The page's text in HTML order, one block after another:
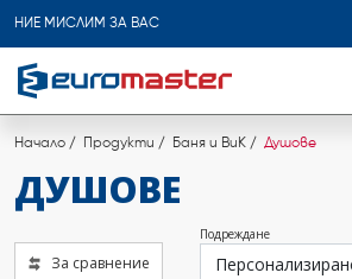
НИЕ МИСЛИМ ЗА ВАС
Начало Продукти Баня и ВиК Душове
ДУШОВЕ
За сравнение
Подреждане